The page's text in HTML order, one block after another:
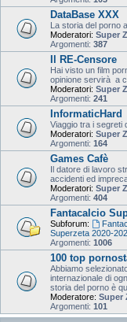
DataBase XXX
La storia del porno
Moderatori: Super
Argomenti: 387
Il RE-Censore
Hai visto un film
opinione servirà a
Moderatori: Super
Argomenti: 241
InformaticHard
Viaggio tra i segreti
Moderatori: Super
Argomenti: 164
Games Cafè
Il datore di lavoro
accidenti ed
Moderatori: Super
Argomenti: 404
Fantacalcio
Subforum:
Superzeta 2020-
Argomenti: 1006
100 top
Abbiamo
internazionale di
storia del porno è
Moderatore: Super
Argomenti: 101